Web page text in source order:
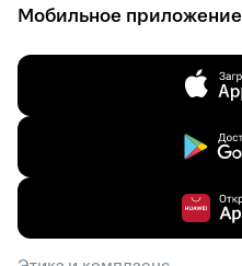
Мобильное приложение